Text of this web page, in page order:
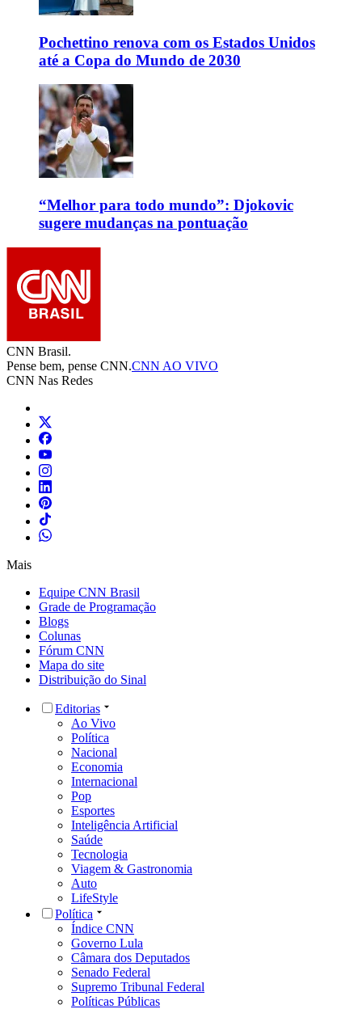
Pochettino renova com os Estados Unidos
até a Copa do Mundo de 2030
“Melhor para todo mundo”: Djokovic
sugere mudanças na pontuação
CNN Brasil.
Pense bem, pense CNN.CNN AO VIVO
CNN Nas Redes
Mais
Equipe CNN Brasil
Grade de Programação
Blogs
Colunas
Fórum CNN
Mapa do site
Distribuição do Sinal
Editorias
Ao Vivo
Política
Nacional
Economia
Internacional
Pop
Esportes
Inteligência Artificial
Saúde
Tecnologia
Viagem & Gastronomia
Auto
LifeStyle
Política
Índice CNN
Governo Lula
Câmara dos Deputados
Senado Federal
Supremo Tribunal Federal
Políticas Públicas